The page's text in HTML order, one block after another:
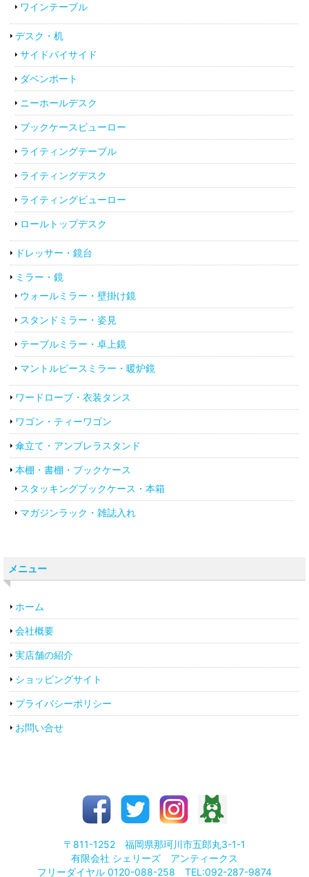
ワインテーブル
デスク・机
サイドバイサイド
ダベンポート
ニーホールデスク
ブックケースビューロー
ライティングテーブル
ライティングデスク
ライティングビューロー
ロールトップデスク
ドレッサー・鏡台
ミラー・鏡
ウォールミラー・壁掛け鏡
スタンドミラー・姿見
テーブルミラー・卓上鏡
マントルピースミラー・暖炉鏡
ワードローブ・衣装タンス
ワゴン・ティーワゴン
傘立て・アンブレラスタンド
本棚・書棚・ブックケース
スタッキングブックケース・本箱
マガジンラック・雑誌入れ
メニュー
ホーム
会社概要
実店舗の紹介
ショッピングサイト
プライバシーポリシー
お問い合せ
〒811-1252 福岡県那珂川市五郎丸3-1-1
有限会社 シェリーズ アンティークス
フリーダイヤル 0120-088-258 TEL:092-287-9874